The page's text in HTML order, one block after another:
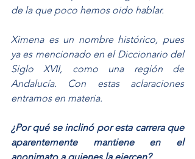
de la que poco hemos oido hablar.
Ximena es un nombre histórico, pues
ya es mencionado en el Diccionario del
Siglo XVII, como una región de
Andalucía. Con estas aclaraciones
entramos en materia.
¿Por qué se inclinó por esta carrera que
aparentemente mantiene en el